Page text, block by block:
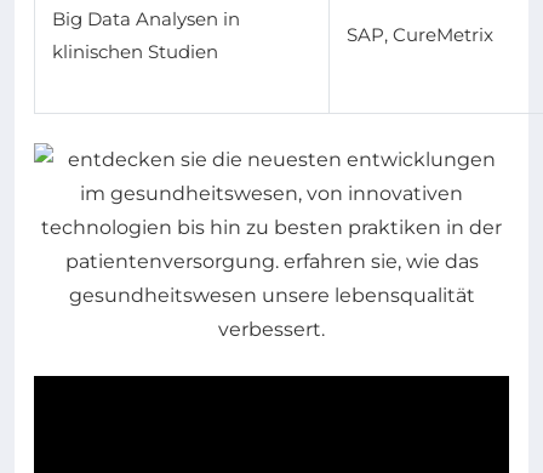
Big Data Analysen in
klinischen Studien
SAP, CureMetrix